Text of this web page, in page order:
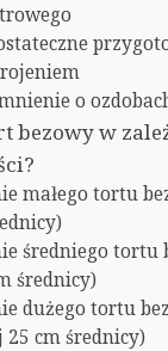
o
bezowy w
małego tortu
średniego tortu
średnicy)
dużego tortu
25 cm średnicy)